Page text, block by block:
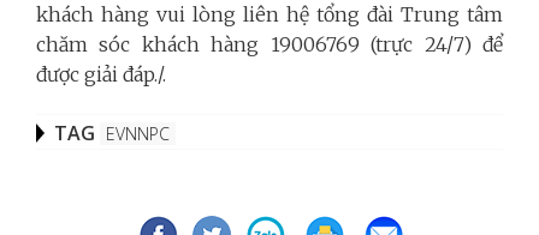
khách hàng vui lòng liên hệ tổng đài Trung tâm
chăm sóc khách hàng 19006769 (trực 24/7) để
được giải đáp./.
TAG EVNNPC